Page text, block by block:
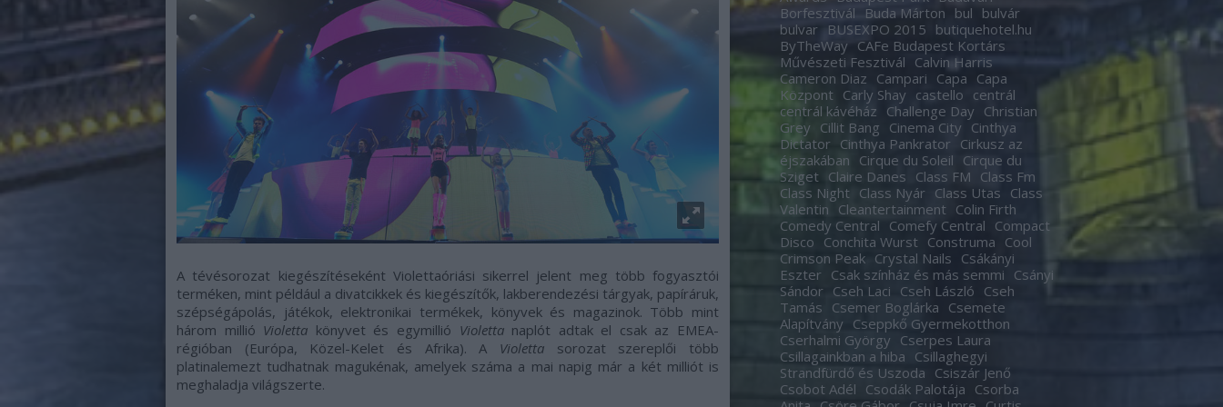
A tévésorozat kiegészítéseként Violettaóriási sikerrel jelent meg több fogyasztói
terméken, mint például a divatcikkek és kiegészítők, lakberendezési tárgyak, papíráruk,
szépségápolás, játékok, elektronikai termékek, könyvek és magazinok. Több mint
három millió Violetta könyvet és egymillió Violettanaplót adtak el csak az EMEA-
régióban (Európa, Közel-Kelet és Afrika). A Violetta sorozat szereplői több
platinalemezt tudhatnak magukénak, amelyek száma a mai napig már a két milliót is
meghaladja világszerte.
Borfesztivál
Buda Márton bul bulvár
bulvar
BUSEXPO 2015 butiquehotel.hu
ByTheWay CAFe Budapest Kortárs
Művészeti Fesztivál Calvin Harris
Cameron Diaz Campari Capa Capa
Központ Carly Shay castello centrál
centrál kávéház Challenge Day Christian
Grey Cillit Bang Cinema City Cinthya
Dictator Cinthya Pankrator Cirkusz az
éjszakában Cirque du Soleil Cirque du
Sziget Claire Danes Class FM Class Fm
Class Night Class Nyár Class Utas Class
Valentin Cleantertainment Colin Firth
Comedy Central Comefy Central Compact
Disco Conchita Wurst Construma Cool
Crimson Peak Crystal Nails Csákányi
Eszter Csak színház és más semmi Csányi
Sándor Cseh Laci Cseh László Cseh
Tamás Csemer Boglárka Csemete
Alapítvány Cseppkő Gyermekotthon
Cserhalmi György Cserpes Laura
Csillagainkban a hiba Csillaghegyi
Strandfürdő és Uszoda Csiszár Jenő
Csobot Adél Csodák Palotája Csorba